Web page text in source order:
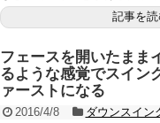
記事を読
フェースを開いたまま
るような感覚でスイン
ァーストになる
2016/4/8
ダウンスイン